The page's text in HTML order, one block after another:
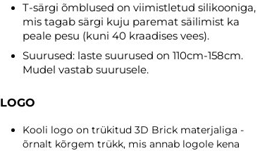
T-särgi õmblused on viimistletud silikooniga,
mis tagab särgi kuju paremat säilimist ka
peale pesu (kuni 40 kraadises vees).
Suurused: laste suurused on 110cm-158cm.
Mudel vastab suurusele.
LOGO
Kooli logo on trükitud 3D Brick materjaliga -
õrnalt kõrgem trükk, mis annab logole kena